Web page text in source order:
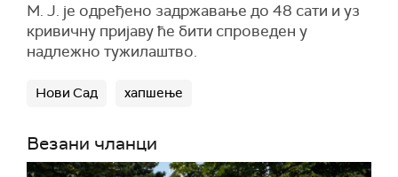
М. Ј. је одређено задржавање до 48 сати и уз
кривичну пријаву ће бити спроведен у
надлежно тужилаштво.
Нови Сад хапшење
Везани чланци